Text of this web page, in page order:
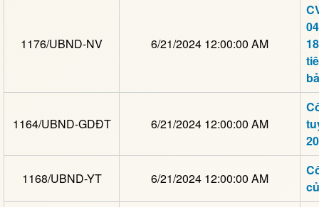
1176/UBND-NV 6/21/2024 12:00:00 AM
1164/UBND-GDĐT 6/21/2024 12:00:00 AM
1168/UBND-YT 6/21/2024 12:00:00 AM